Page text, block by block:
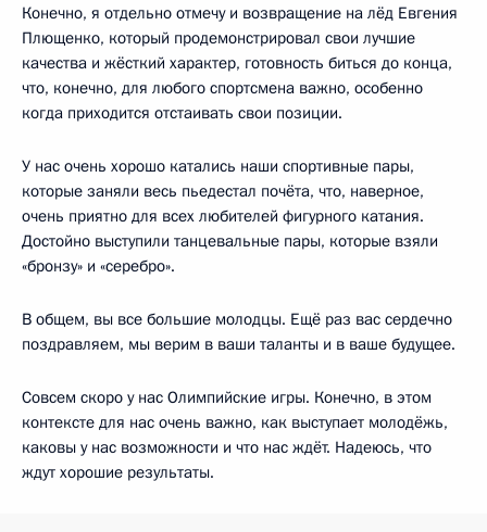
Конечно, я отдельно отмечу и возвращение на лёд Евгения
Плющенко, который продемонстрировал свои лучшие
качества и жёсткий характер, готовность биться до конца,
что, конечно, для любого спортсмена важно, особенно
когда приходится отстаивать свои позиции.
У нас очень хорошо катались наши спортивные пары,
которые заняли весь пьедестал почёта, что, наверное,
очень приятно для всех любителей фигурного катания.
Достойно выступили танцевальные пары, которые взяли
«бронзу» и «серебро».
В общем, вы все большие молодцы. Ещё раз вас сердечно
поздравляем, мы верим в ваши таланты и в ваше будущее.
Совсем скоро у нас Олимпийские игры. Конечно, в этом
контексте для нас очень важно, как выступает молодёжь,
каковы у нас возможности и что нас ждёт. Надеюсь, что
ждут хорошие результаты.